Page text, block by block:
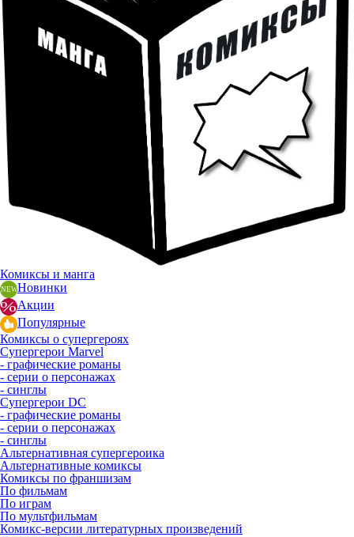
Комиксы и манга
Новинки
Акции
Популярные
Комиксы о супергероях
Супергерои Marvel
- графические романы
- серии о персонажах
- синглы
Супергерои DC
- графические романы
- серии о персонажах
- синглы
Альтернативная супергероика
Альтернативные комиксы
Комиксы по франшизам
По фильмам
По играм
По мультфильмам
Комикс-версии литературных произведений